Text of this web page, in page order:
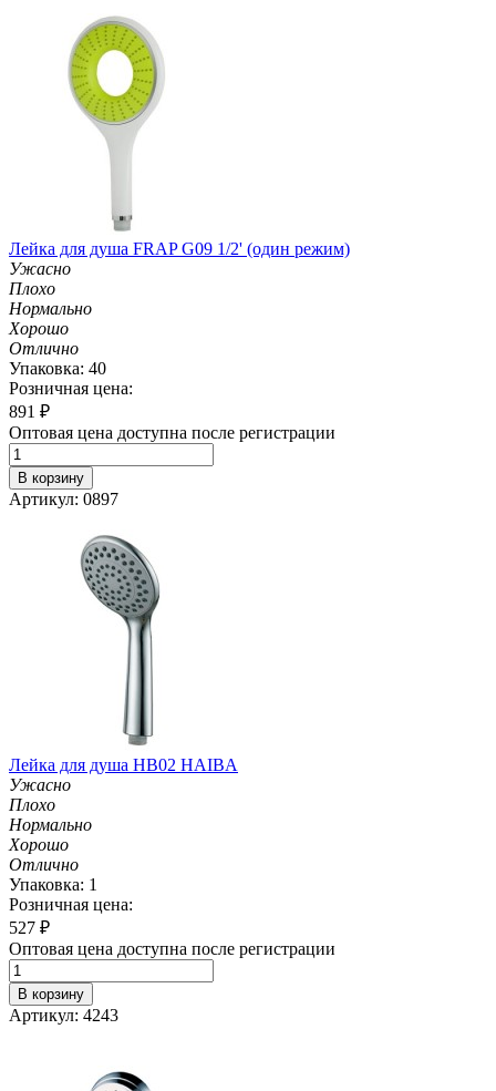
Лейка для душа FRAP G09 1/2' (один режим)
Ужасно
Плохо
Нормально
Хорошо
Отлично
Упаковка: 40
Розничная цена:
891 ₽
Оптовая цена доступна после регистрации
В корзину
Артикул: 0897
Лейка для душа HB02 HAIBA
Ужасно
Плохо
Нормально
Хорошо
Отлично
Упаковка: 1
Розничная цена:
527 ₽
Оптовая цена доступна после регистрации
В корзину
Артикул: 4243